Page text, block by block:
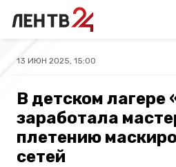
13 ИЮН 2025, 15:00
В детском лагере
заработала
плетению
сетей